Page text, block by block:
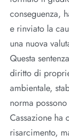
conseguenza,
e rinviato la
una nuova
Questa
diritto di
ambientale,
norma
Cassazione ha
risarcimento,